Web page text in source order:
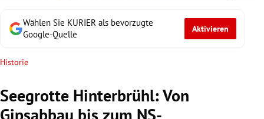
Untermenü
Untermenü
Untermenü
Untermenü
Wählen Sie KURIER als bevorzugte
Google-Quelle
Aktivieren
Historie
Seegrotte Hinterbrühl: Von